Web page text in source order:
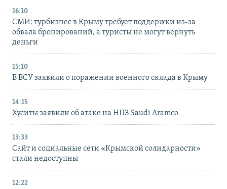
16:10
СМИ: турбизнес в Крыму требует поддержки из-за
обвала бронирований, а туристы не могут вернуть
деньги
15:10
В ВСУ заявили о поражении военного склада в Крыму
14:15
Хуситы заявили об атаке на НПЗ Saudi Aramco
13:33
Сайт и социальные сети «Крымской солидарности»
стали недоступны
12:22